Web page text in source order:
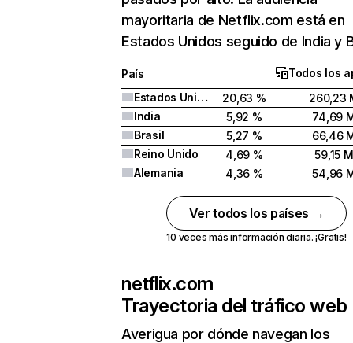
mayoritaria de Netflix.com está en
Estados Unidos seguido de India y
País
Todos los
Estados Unidos
20,63 %
260,23
India
5,92 %
74,69
Brasil
5,27 %
66,46
Reino Unido
4,69 %
59,15 M
Alemania
4,36 % 54,96
Ver todos los países →
10 veces más información diaria. ¡Gratis!
netflix.com
Trayectoria del tráfico web
Averigua por dónde navegan los